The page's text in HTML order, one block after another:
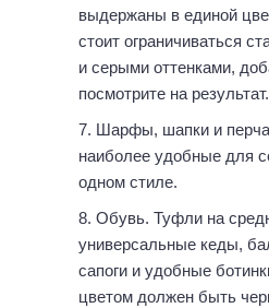
выдержаны в единой
стоит ограничиваться
и серыми оттенками,
посмотрите на результат.
Шарфы, шапки и
наиболее удобные для
одном стиле.
Обувь. Туфли на
универсальные кеды,
сапоги и удобные
цветом должен быть